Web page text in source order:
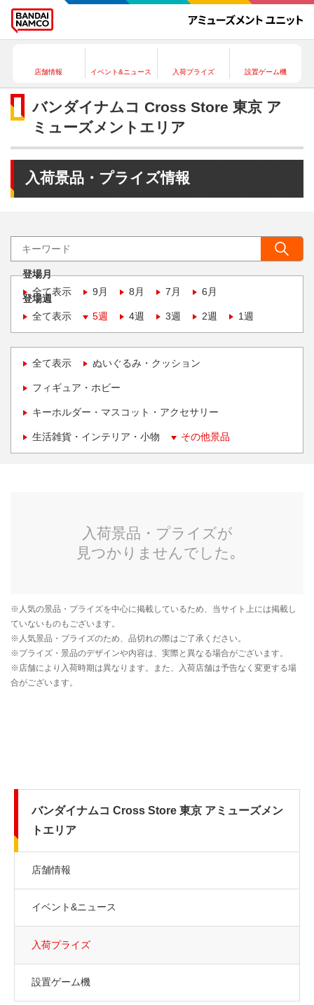
店舗情報 イベント&ニュース 入荷プライズ 設置ゲーム機
バンダイナムコ Cross Store 東京 ア
ミューズメントエリア
入荷景品・プライズ情報
登場月
全て表示
9月 8月 7月 6月
登場週
全て表示
5週 4週 3週 2週 1週
全て表示 ぬいぐるみ・クッション
フィギュア・ホビー
キーホルダー・マスコット・アクセサリー
生活雑貨・インテリア・小物 その他景品
バンダイナムコ Cross Store 東京 アミューズメン
トエリア
店舗情報
イベント&ニュース
入荷プライズ
設置ゲーム機